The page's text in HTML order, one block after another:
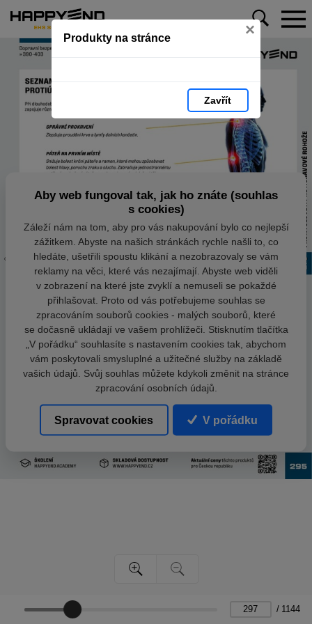
Produkty na stránce ×
Zavřít
/ 1144
Aby web fungoval tak, jak ho znáte (souhlas
s cookies)
Záleží nám na tom, aby pro vás nakupování bylo co nejlepší
zážitkem. Abyste na našich stránkách rychle našli to, co
hledáte, ušetřili spoustu klikání a nezobrazovaly se vám
reklamy na věci, které vás nezajímají. Abyste web viděli
v zobrazení na které jste zvyklí a nemuseli se pokaždé
přihlašovat. Proto od vás potřebujeme souhlas se
zpracováním souborů cookies - malých souborů, které
se dočasně ukládají ve vašem prohlížeči. Stisknutím tlačítka
„V pořádku“ souhlasíte s nastavením cookies tak, abychom
vám poskytovali smysluplné a užitečné služby na základě
vašich údajů. Svůj souhlas můžete kdykoli změnit na stránce
zpracování osobních údajů.
Spravovat cookies V pořádku